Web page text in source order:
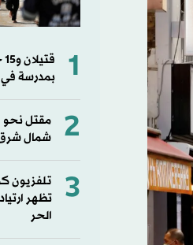
1
بمدرسة في
2
شمال شرق
3
تلفزيون
تظهر
الحر